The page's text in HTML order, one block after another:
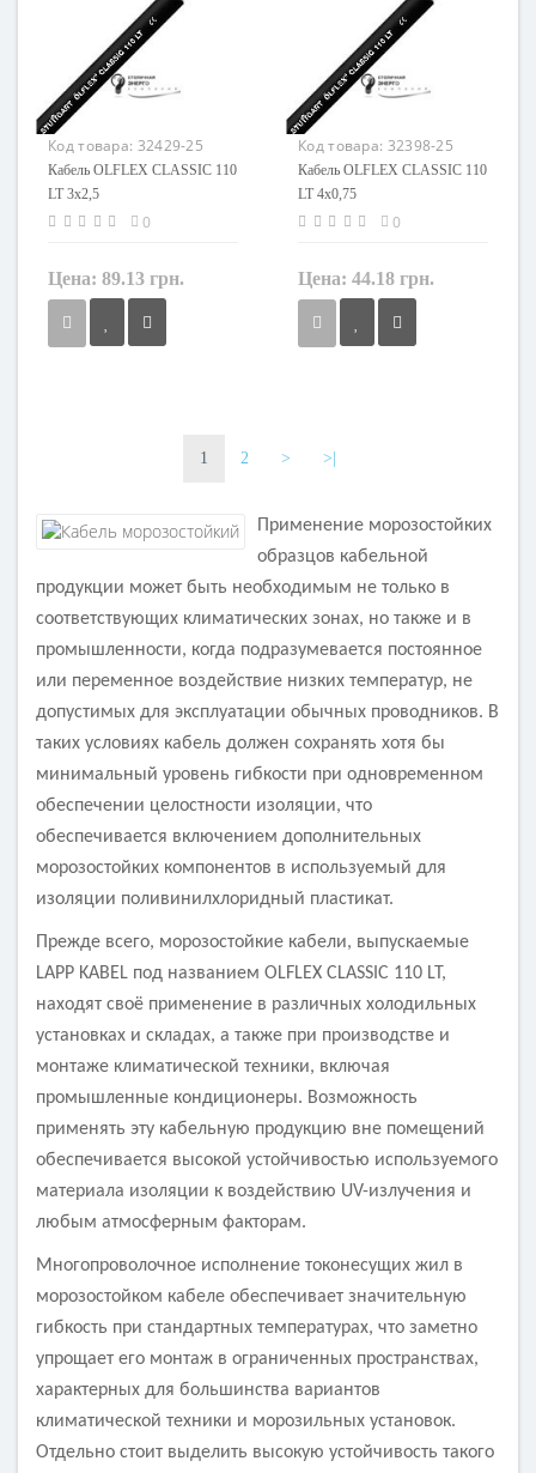
не экранированный
Заземление
с жилой заземления
Маркировка
OLFLEX CLASSIC 110 LT
не экранированный
Заземление
с жилой заземления
Маркировка
OLFLEX CLASSIC 110 LT
Код товара: 32429-25
Кабель OLFLEX CLASSIC 110
LT 3x2,5
0
Цена: 89.13 грн.
с жилой заземления
Код товара: 32398-25
Кабель OLFLEX CLASSIC 110
LT 4x0,75
0
Цена: 44.18 грн.
Заземление
1 2 > >|
Применение морозостойких
образцов кабельной
продукции может быть необходимым не только в
соответствующих климатических зонах, но также и в
промышленности, когда подразумевается постоянное
или переменное воздействие низких температур, не
допустимых для эксплуатации обычных проводников. В
таких условиях кабель должен сохранять хотя бы
минимальный уровень гибкости при одновременном
обеспечении целостности изоляции, что
обеспечивается включением дополнительных
морозостойких компонентов в используемый для
изоляции поливинилхлоридный пластикат.
Прежде всего, морозостойкие кабели, выпускаемые
LAPP KABEL под названием OLFLEX CLASSIC 110 LT,
находят своё применение в различных холодильных
установках и складах, а также при производстве и
монтаже климатической техники, включая
промышленные кондиционеры. Возможность
применять эту кабельную продукцию вне помещений
обеспечивается высокой устойчивостью используемого
материала изоляции к воздействию UV-излучения и
любым атмосферным факторам.
Многопроволочное исполнение токонесущих жил в
морозостойком кабеле обеспечивает значительную
гибкость при стандартных температурах, что заметно
упрощает его монтаж в ограниченных пространствах,
характерных для большинства вариантов
климатической техники и морозильных установок.
Отдельно стоит выделить высокую устойчивость такого